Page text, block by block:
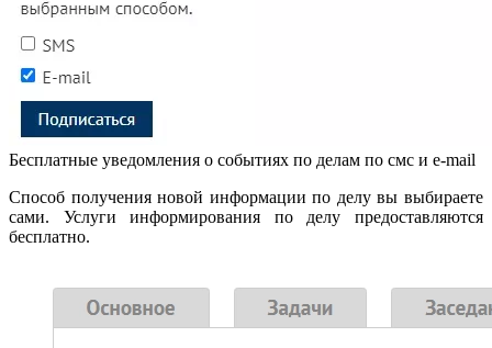
Бесплатные уведомления о событиях по делам по смс и e-mail
Способ получения новой информации по делу вы выбираете
сами. Услуги информирования по делу предоставляются
бесплатно.